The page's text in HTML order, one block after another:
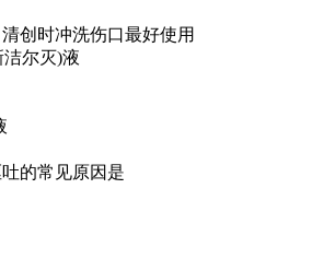
创时冲洗伤口最好使用
洁尔灭)液
的常见原因是